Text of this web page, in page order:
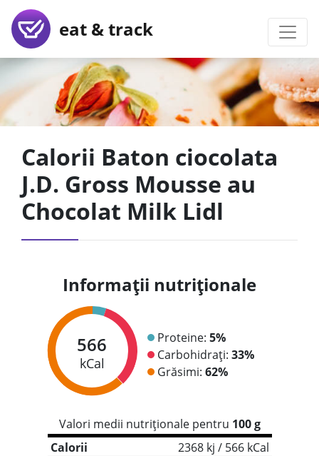
eat & track
Calorii Baton ciocolata
J.D. Gross Mousse au
Chocolat Milk Lidl
Informații nutriționale
566
kCal
Proteine: 5%
Carbohidrați: 33%
Grăsimi: 62%
Valori medii nutriționale pentru 100 g
Calorii
2368 kj / 566 kCal